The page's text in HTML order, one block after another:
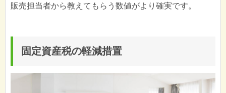
販売担当者から教えてもらう数値がより確実です。
固定資産税の軽減措置